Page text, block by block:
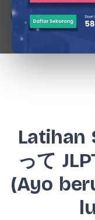
Latihan
って
(Ayo